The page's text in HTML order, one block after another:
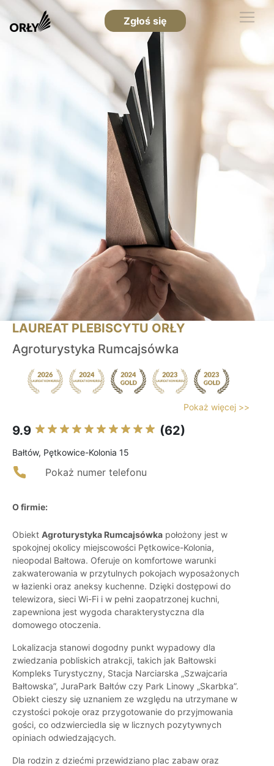
Zgłoś się
LAUREAT PLEBISCYTU ORŁY
Agroturystyka Rumcajsówka
Pokaż więcej >>
9.9 (62)
Bałtów, Pętkowice-Kolonia 15
Pokaż numer telefonu
O firmie:
Obiekt Agroturystyka Rumcajsówka położony jest w
spokojnej okolicy miejscowości Pętkowice-Kolonia,
nieopodal Bałtowa. Oferuje on komfortowe warunki
zakwaterowania w przytulnych pokojach wyposażonych
w łazienki oraz aneksy kuchenne. Dzięki dostępowi do
telewizora, sieci Wi-Fi i w pełni zaopatrzonej kuchni,
zapewniona jest wygoda charakterystyczna dla
domowego otoczenia.
Lokalizacja stanowi dogodny punkt wypadowy dla
zwiedzania pobliskich atrakcji, takich jak Bałtowski
Kompleks Turystyczny, Stacja Narciarska „Szwajcaria
Bałtowska”, JuraPark Bałtów czy Park Linowy „Skarbka”.
Obiekt cieszy się uznaniem ze względu na utrzymane w
czystości pokoje oraz przygotowanie do przyjmowania
gości, co odzwierciedla się w licznych pozytywnych
opiniach odwiedzających.
Dla rodzin z dziećmi przewidziano plac zabaw oraz